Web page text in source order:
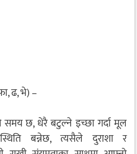
ढ, भे) –
समय छ, धेरै बटुल्ने इच्छा गर्दा मूल
बन्नेछ, त्यसैले दुराशा र